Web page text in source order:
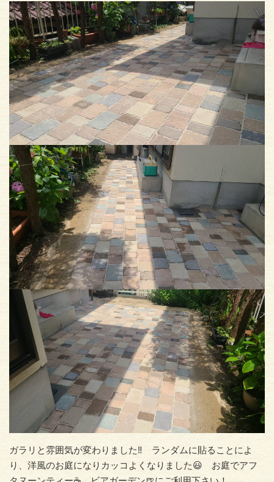
ガラリと雰囲気が変わりました‼️ ランダムに貼ることによ
り、洋風のお庭になりカッコよくなりました😃 お庭でアフ